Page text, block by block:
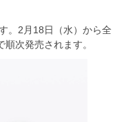
。2月18日（水）から全
次発売されます。